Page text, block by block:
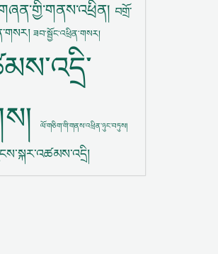
བགྲོ་
ཟབ་སྦྱོང་འཕྲིན་གསར།
ལོ་གཅིག་གི་གནས་འཕྲིན་ཉུང་བཏུས།